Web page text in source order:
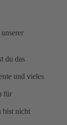
du das
und vieles
für
bist nicht